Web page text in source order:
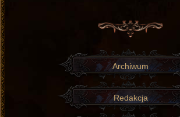
Archiwum
Redakcja